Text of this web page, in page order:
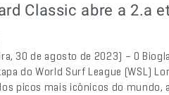
Classic abre a 2.a
30 de agosto de 2023) – O
do World Surf League (WSL)
picos mais icônicos do mundo,